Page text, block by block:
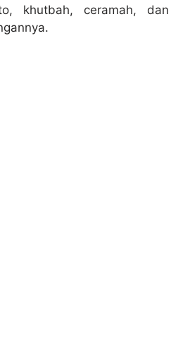
khutbah, ceramah, dan